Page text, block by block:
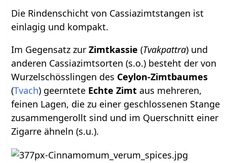
Die Rindenschicht von Cassiazimtstangen ist
einlagig und kompakt.
Im Gegensatz zurZimtkassie (Tvakpattra) und
anderen Cassiazimtsorten (s.o.) besteht der von
Wurzelschösslingen des Ceylon-Zimtbaumes
(Tvach) geerntete Echte Zimt aus mehreren,
feinen Lagen, die zu einer geschlossenen Stange
zusammengerollt sind und im Querschnitt einer
Zigarre ähneln (s.u.).